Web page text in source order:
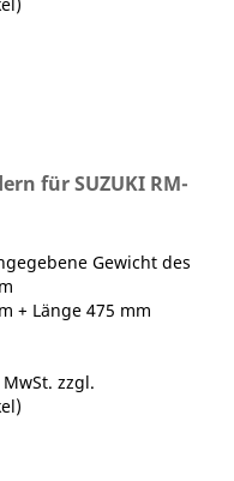
für SUZUKI RM-
Gewicht des
+ Länge 475 mm
zzgl.
)